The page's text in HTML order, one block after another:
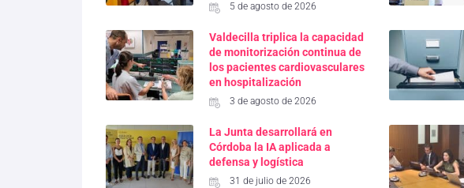
5 de agosto de 2026
Valdecilla triplica la capacidad
de monitorización continua de
los pacientes cardiovasculares
en hospitalización
3 de agosto de 2026
La Junta desarrollará en
Córdoba la IA aplicada a
defensa y logística
31 de julio de 2026